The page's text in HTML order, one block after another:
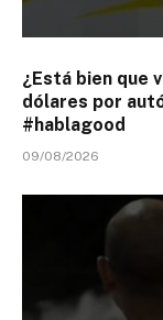
¿Está bien que
dólares por
#hablagood
09/08/2026